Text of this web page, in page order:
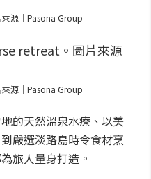
來源｜Pasona Group
來源｜Pasona Group
的天然溫泉水療、以美
嚴選淡路島時令食材烹
旅人量身打造。